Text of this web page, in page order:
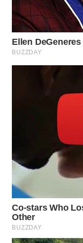
WN
KEPULAUAN
SERIBU
WN
WN
INDRAMAYU
WN
KUNINGAN